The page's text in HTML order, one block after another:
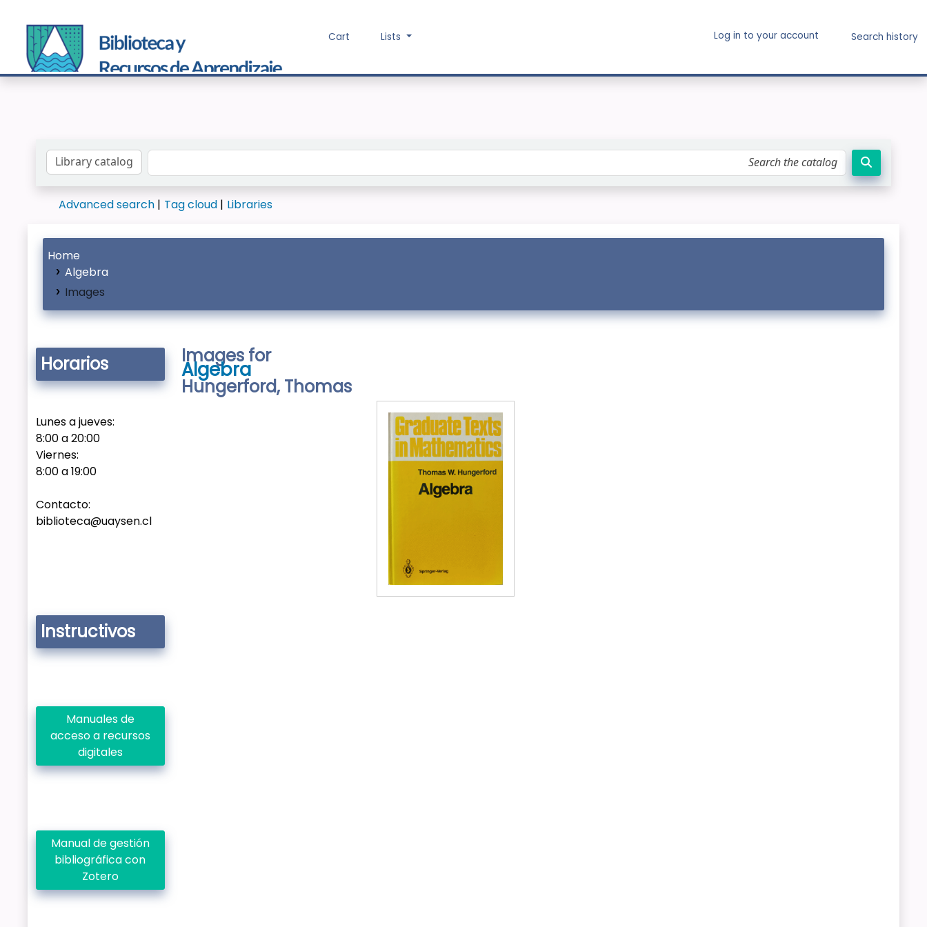
Cart Lists Log in to your account Search history
Search the catalog by:
Advanced search Tag cloud Libraries
Home
Algebra
Images
Horarios
Lunes a jueves:
8:00 a 20:00
Viernes:
8:00 a 19:00
Contacto:
biblioteca@uaysen.cl
Instructivos
Manuales de
acceso a recursos
digitales
Manual de gestión
bibliográfica con
Zotero
Images for
Algebra
Hungerford, Thomas